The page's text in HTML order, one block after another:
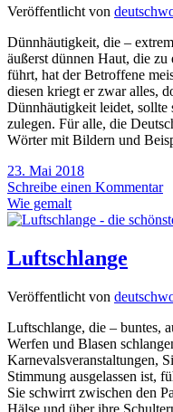
Veröffentlicht von
Dünnhäutigkeit, die –
äußerst dünnen Haut, die
führt, hat der Betroffene
diesen kriegt er zwar alles,
Dünnhäutigkeit leidet, sollte
zulegen. Für alle, die
Wörter mit Bildern und
23. Mai 2018
Schreibe einen Kommentar
Wie gemalt
Luftschlange
Veröffentlicht von
Luftschlange, die – buntes,
Werfen und Blasen
Karnevalsveranstaltungen,
Stimmung ausgelassen ist,
Sie schwirrt zwischen den
Hälse und über ihre